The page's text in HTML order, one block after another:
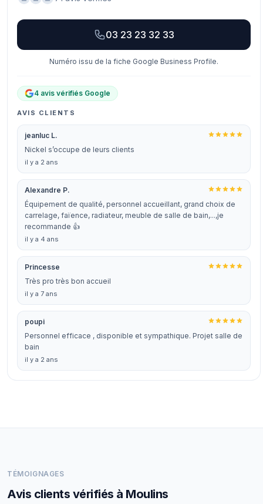
03 23 23 32 33
Numéro issu de la fiche Google Business Profile.
4 avis vérifiés Google
AVIS CLIENTS
jeanluc L.
Nickel s’occupe de leurs clients
il y a 2 ans
Alexandre P.
Équipement de qualité, personnel accueillant, grand choix de
carrelage, faïence, radiateur, meuble de salle de bain,...,je
recommande 👍
il y a 4 ans
Princesse
Très pro très bon accueil
il y a 7 ans
poupi
Personnel efficace , disponible et sympathique. Projet salle de
bain
il y a 2 ans
TÉMOIGNAGES
Avis clients vérifiés à Moulins